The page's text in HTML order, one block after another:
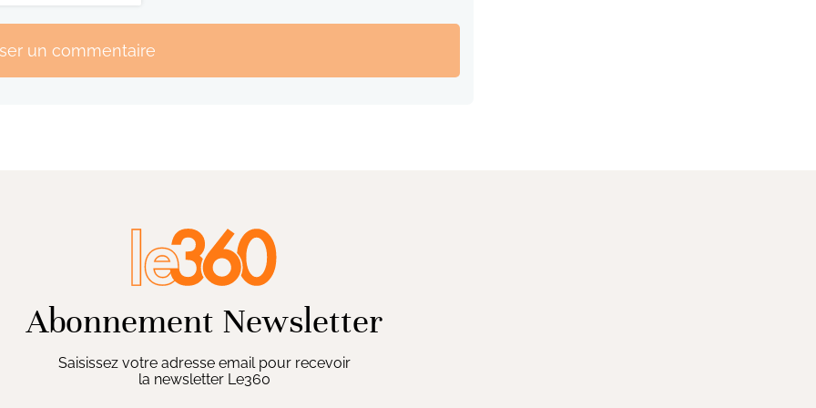
un commentaire
Abonnement Newsletter
Saisissez votre adresse email pour recevoir
la newsletter Le360